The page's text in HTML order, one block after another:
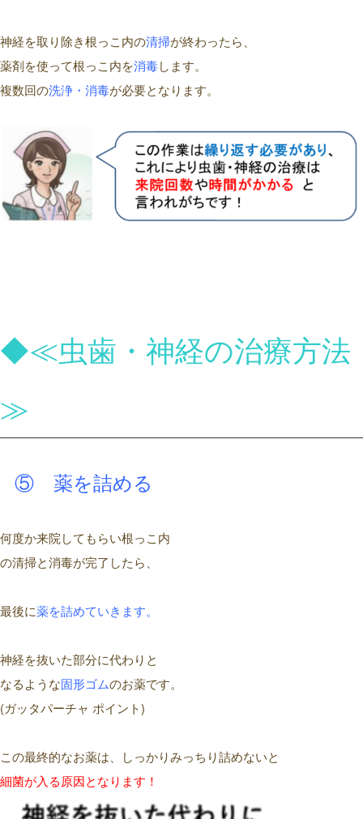
神経を取り除き根っこ内の清掃が終わったら、
薬剤を使って根っこ内を消毒します。
複数回の洗浄・消毒が必要となります。
◆≪虫歯・神経の治療方法
≫
⑤ 薬を詰める
何度か来院してもらい根っこ内
の清掃と消毒が完了したら、
最後に薬を詰めていきます。
神経を抜いた部分に代わりと
なるような固形ゴムのお薬です。
(ガッタパーチャ ポイント)
この最終的なお薬は、しっかりみっちり詰めないと
細菌が入る原因となります ！